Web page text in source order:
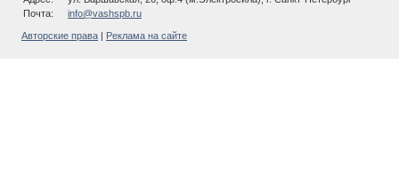
Почта:
info@vashspb.ru
Авторские права Реклама на сайте